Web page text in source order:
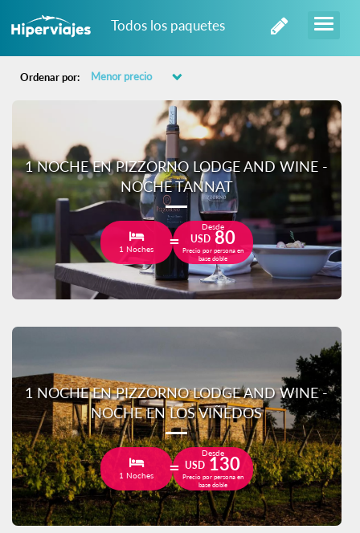
Todos los paquetes
Ordenar por:
1 NOCHE EN PIZZORNO LODGE AND WINE -
NOCHE TANNAT
1 Noches
Desde
USD80
Precio por persona en
base doble
1 NOCHE EN PIZZORNO LODGE AND WINE -
NOCHE EN LOS VIÑEDOS
1 Noches
Desde
USD 130
Precio por persona en
base doble